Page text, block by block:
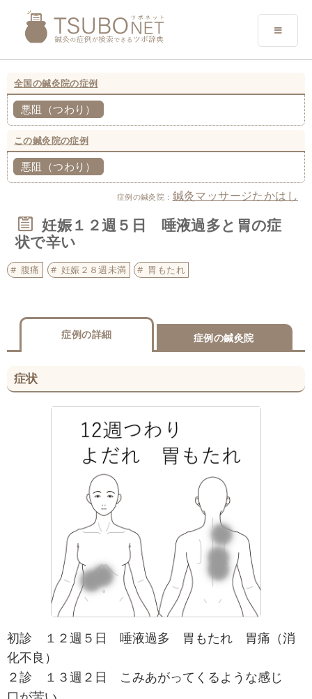
全国の鍼灸院の症例
悪阻（つわり）
この鍼灸院の症例
悪阻（つわり）
症例の鍼灸院： 鍼灸マッサージたかはし
妊娠１２週５日 唾液過多と胃の症
状で辛い
腹痛 妊娠２８週未満 胃もたれ
症例の詳細 症例の鍼灸院
症状
初診 １２週５日 唾液過多 胃もたれ 胃痛（消
化不良）
２診 １３週２日 こみあがってくるような感じ